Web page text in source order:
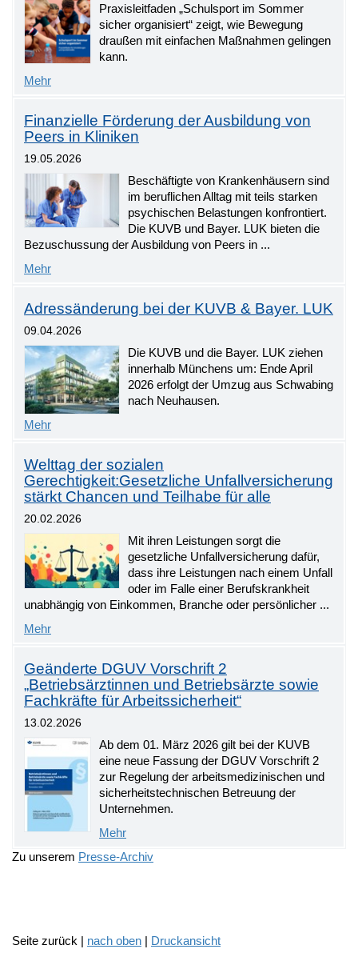
Praxisleitfaden „Schulsport im Sommer
sicher organisiert“ zeigt, wie Bewegung
draußen mit einfachen Maßnahmen gelingen
kann.
Mehr
Finanzielle Förderung der Ausbildung von
Peers in Kliniken
19.05.2026
Beschäftigte von Krankenhäusern sind
im beruflichen Alltag mit teils starken
psychischen Belastungen konfrontiert.
Die KUVB und Bayer. LUK bieten die
Bezuschussung der Ausbildung von Peers in ...
Mehr
Adressänderung bei der KUVB & Bayer. LUK
09.04.2026
Die KUVB und die Bayer. LUK ziehen
innerhalb Münchens um: Ende April
2026 erfolgt der Umzug aus Schwabing
nach Neuhausen.
Mehr
Welttag der sozialen
Gerechtigkeit:Gesetzliche Unfallversicherung
stärkt Chancen und Teilhabe für alle
20.02.2026
Mit ihren Leistungen sorgt die
gesetzliche Unfallversicherung dafür,
dass ihre Leistungen nach einem Unfall
oder im Falle einer Berufskrankheit
unabhängig von Einkommen, Branche oder persönlicher ...
Mehr
Geänderte DGUV Vorschrift 2
„Betriebsärztinnen und Betriebsärzte sowie
Fachkräfte für Arbeitssicherheit“
13.02.2026
Ab dem 01. März 2026 gilt bei der KUVB
eine neue Fassung der DGUV Vorschrift 2
zur Regelung der arbeitsmedizinischen und
sicherheitstechnischen Betreuung der
Unternehmen.
Mehr
Zu unserem Presse-Archiv
Seite zurück | nach oben | Druckansicht